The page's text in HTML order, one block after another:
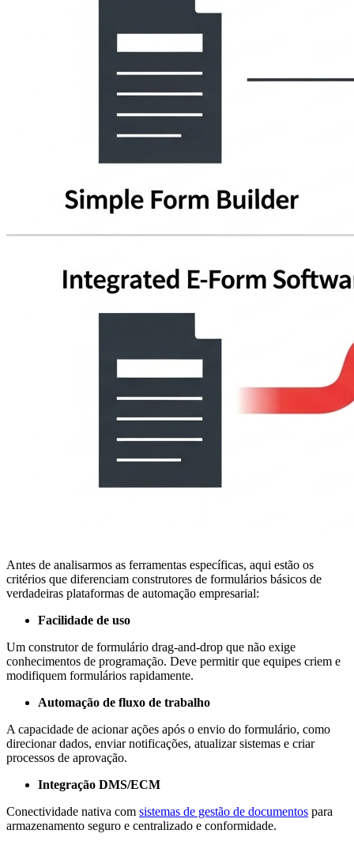
Antes de analisarmos as ferramentas específicas, aqui estão os
critérios que diferenciam construtores de formulários básicos de
verdadeiras plataformas de automação empresarial:
Facilidade de uso
Um construtor de formulário drag-and-drop que não exige
conhecimentos de programação. Deve permitir que equipes criem e
modifiquem formulários rapidamente.
Automação de fluxo de trabalho
A capacidade de acionar ações após o envio do formulário, como
direcionar dados, enviar notificações, atualizar sistemas e criar
processos de aprovação.
Integração DMS/ECM
Conectividade nativa com sistemas de gestão de documentos para
armazenamento seguro e centralizado e conformidade.